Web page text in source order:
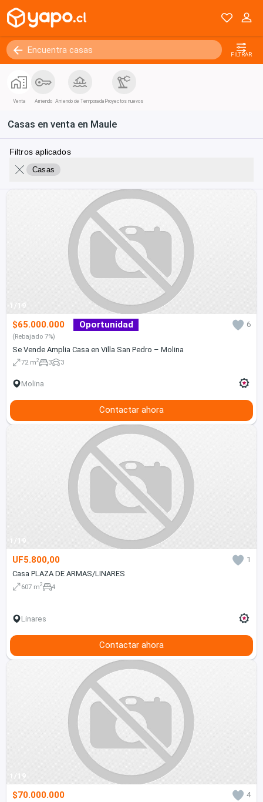
FILTRAR
Venta Arriendo Arriendo de Temporada Proyectos nuevos
Casas en venta en Maule
Filtros aplicados
Casas
1/19
$65.000.000 Oportunidad 6
(Rebajado 7%)
Se Vende Amplia Casa en Villa San Pedro – Molina
72 m2 3 3
Molina
Contactar ahora
1/19
UF5.800,00
1
Casa PLAZA DE ARMAS/LINARES
607 m2 4
Linares
Contactar ahora
1/19
$70.000.000 4